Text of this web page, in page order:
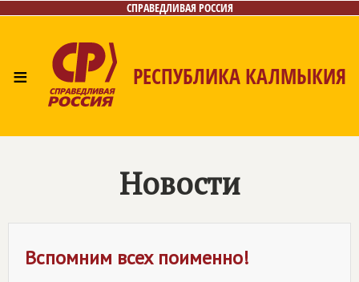
СПРАВЕДЛИВАЯ РОССИЯ
≡ РЕСПУБЛИКА КАЛМЫКИЯ
Новости
Вспомним всех поименно!